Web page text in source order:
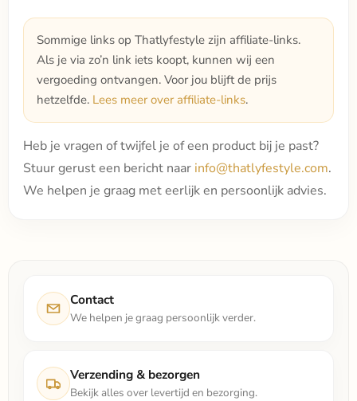
Sommige links op Thatlyfestyle zijn affiliate-links.
Als je via zo’n link iets koopt, kunnen wij een
vergoeding ontvangen. Voor jou blijft de prijs
hetzelfde. Lees meer over affiliate-links.
Heb je vragen of twijfel je of een product bij je past?
Stuur gerust een bericht naar info@thatlyfestyle.com.
We helpen je graag met eerlijk en persoonlijk advies.
Contact
We helpen je graag persoonlijk verder.
Verzending & bezorgen
Bekijk alles over levertijd en bezorging.